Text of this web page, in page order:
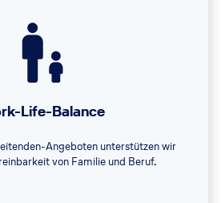
Life-Balance
Angeboten unterstützen wir
von Familie und Beruf.